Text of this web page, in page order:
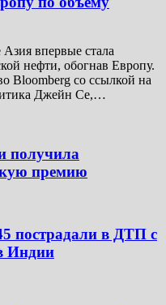
впервые стала
нефти, обогнав Европу.
Bloomberg со ссылкой на
Джейн Се,…
получила
премию
пострадали в ДТП с
Индии